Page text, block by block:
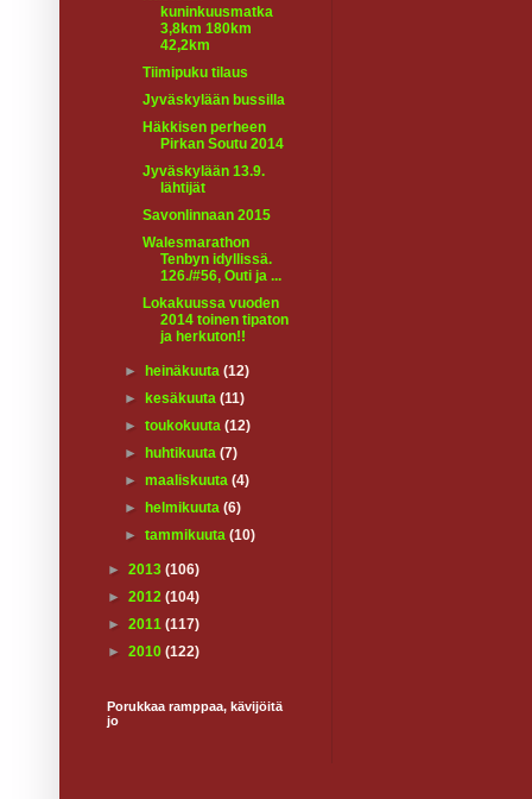
kuninkuusmatka
3,8km 180km
42,2km
Tiimipuku tilaus
Jyväskylään bussilla
Häkkisen perheen
Pirkan Soutu 2014
Jyväskylään 13.9.
lähtijät
Savonlinnaan 2015
Walesmarathon
Tenbyn idyllissä.
126./#56, Outi ja ...
Lokakuussa vuoden
2014 toinen tipaton
ja herkuton!!
► heinäkuuta(12)
►
kesäkuuta(11)
►toukokuuta(12)
►
huhtikuuta(7)
►maaliskuuta(4)
►
helmikuuta(6)
►tammikuuta(10)
► 2013 (106)
► 2012 (104)
► 2011 (117)
► 2010 (122)
Porukkaa ramppaa, kävijöitä
jo